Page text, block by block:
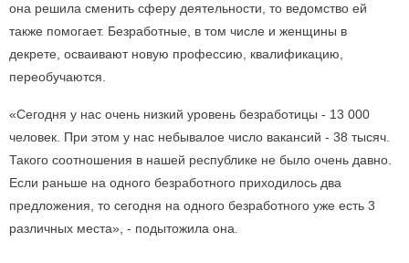
она решила сменить сферу деятельности, то ведомство ей
также помогает. Безработные, в том числе и женщины в
декрете, осваивают новую профессию, квалификацию,
переобучаются.
«Сегодня у нас очень низкий уровень безработицы - 13 000
человек. При этом у нас небывалое число вакансий - 38 тысяч.
Такого соотношения в нашей республике не было очень давно.
Если раньше на одного безработного приходилось два
предложения, то сегодня на одного безработного уже есть 3
различных места», - подытожила она.